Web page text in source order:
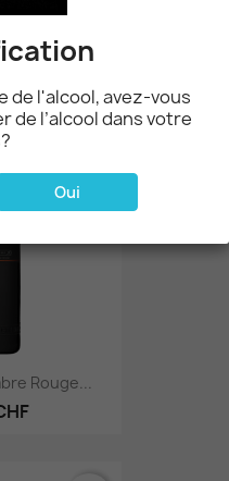
Rouge...
favorite_border
de l'alcool, avez-vous
de l’alcool dans votre
Oui